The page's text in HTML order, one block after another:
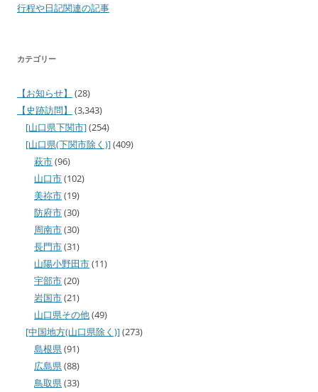
行程や日記関連の記事
カテゴリー
【お知らせ】
(28)
【史跡訪問】
(3,343)
[山口県下関市](254)
[山口県(下関市除く)](409)
萩市(96)
山口市(102)
美祢市(19)
防府市(30)
周南市(30)
長門市(31)
山陽小野田市(11)
宇部市(20)
岩国市(21)
山口県その他(49)
[中国地方(山口県除く)](273)
島根県(91)
広島県(88)
鳥取県(33)